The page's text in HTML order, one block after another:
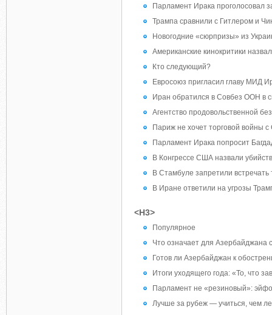
Парламент Ирака проголосовал
Трампа сравнили с Гитлером и
Новогодние «сюрпризы» из
Американские кинокритики
Кто следующий?
Евросоюз пригласил главу МИД
Иран обратился в Совбез ООН в
Агентство продовольственной
Париж не хочет торговой войны
Парламент Ирака попросит
В Конгрессе США назвали
В Стамбуле запретили встречать
В Иране ответили на угрозы
<H3>
Популярное
Что означает для Азербайджана
Готов ли Азербайджан к
Итоги уходящего года: «То, что
Парламент не «резиновый»:
Лучше за рубеж — учиться, чем